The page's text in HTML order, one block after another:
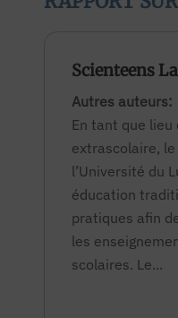
Scienteens
Autres auteurs:
En tant que lieu
extrascolaire,
l’Université du
éducation
pratiques afin
les
scolaires. Le...